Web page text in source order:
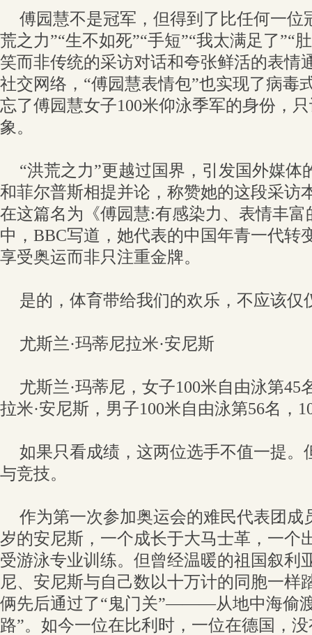
傅园慧不是冠军，但得到了比任何一位
荒之力”“生不如死”“手短”“我太满足了”“
笑而非传统的采访对话和夸张鲜活的表情
社交网络，“傅园慧表情包”也实现了病毒
忘了傅园慧女子100米仰泳季军的身份，
象。
“洪荒之力”更越过国界，引发国外媒体
和菲尔普斯相提并论，称赞她的这段采访
在这篇名为《傅园慧:有感染力、表情丰
中，BBC写道，她代表的中国年青一代转
享受奥运而非只注重金牌。
是的，体育带给我们的欢乐，不应该仅
尤斯兰·玛蒂尼拉米·安尼斯
尤斯兰·玛蒂尼，女子100米自由泳第45
拉米·安尼斯，男子100米自由泳第56名，
如果只看成绩，这两位选手不值一提。
与竞技。
作为第一次参加奥运会的难民代表团成
岁的安尼斯，一个成长于大马士革，一个
受游泳专业训练。但曾经温暖的祖国叙利
尼、安尼斯与自己数以十万计的同胞一样
俩先后通过了“鬼门关”———从地中海偷
路”。如今一位在比利时，一位在德国，